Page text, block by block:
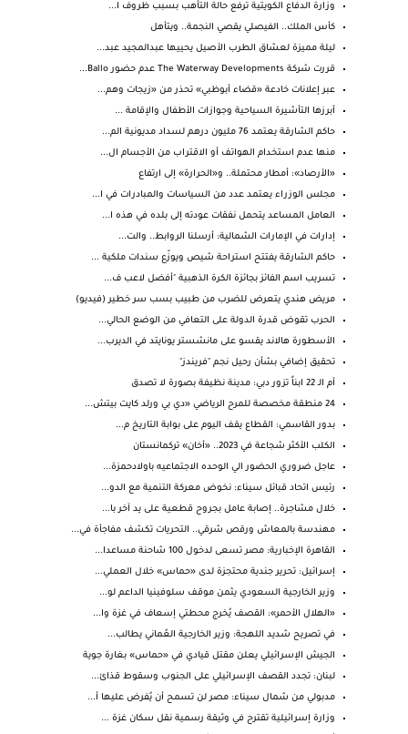
وزارة الدفاع الكويتية ترفع حالة التأهب بسبب ظروف ا...
كأس الملك.. الفيصلي يقصي النجمة.. ويتأهل
ليلة مميزة لعشاق الطرب الأصيل يحييها عبدالمجيد عبد...
قررت شركة The Waterway Developments عدم حضور Ballo...
عبر إعلانات خادعة «قضاء أبوظبي» تحذر من «زيجات وهم...
أبرزها التأشيرة السياحية وجوازات الأطفال والإقامة ...
حاكم الشارقة يعتمد 76 مليون درهم لسداد مديونية الم...
منها عدم استخدام الهواتف أو الاقتراب من الأجسام ال...
«الأرصاد»: أمطار محتملة.. و«الحرارة» إلى ارتفاع
مجلس الوزراء يعتمد عدد من السياسات والمبادرات في ا...
العامل المساعد يتحمل نفقات عودته إلى بلده في هذه ا...
إدارات في الإمارات الشمالية: أرسلنا الروابط.. والت...
حاكم الشارقة يفتتح استراحة شيص ويوزّع سندات ملكية ...
تسريب اسم الفائز بجائزة الكرة الذهبية "أفضل لاعب ف...
مريض هندي يتعرض للضرب من طبيب بسب سر خطير (فيديو)
الحرب تقوض قدرة الدولة على التعافي من الوضع الحالي...
الأسطورة هالاند يقسو على مانشستر يونايتد في الديرب...
تحقيق إضافي بشأن رحيل نجم "فريندز"
أم الـ 22 ابناً تزور دبي: مدينة نظيفة بصورة لا تصدق
24 منطقة مخصصة للمرح الرياضي «دي بي ورلد كايت بيتش...
بدور القاسمي: القطاع يقف اليوم على بوابة التاريخ م...
الكلب الأكثر شجاعة في 2023.. «أخان» تركمانستان
عاجل ضروري الحضور الي الوحده الاجتماعيه باولادحمزة...
رئيس اتحاد قبائل سيناء: نخوض معركة التنمية مع الدو...
خلال مشاجرة.. إصابة عامل بجروح قطعية على يد آخر با...
مهندسة بالمعاش ورقص شرقي.. التحريات تكشف مفاجأة في...
القاهرة الإخبارية: مصر تسعى لدخول 100 شاحنة مساعدا...
إسرائيل: تحرير جندية محتجزة لدى «حماس» خلال العملي...
وزير الخارجية السعودي يثمن موقف سلوفينيا الداعم لو...
«الهلال الأحمر»: القصف يُخرج محطتي إسعاف في غزة وا...
في تصريح شديد اللهجة: وزير الخارجية العُماني يطالب...
الجيش الإسرائيلي يعلن مقتل قيادي في «حماس» بغارة جوية
لبنان: تجدد القصف الإسرائيلي على الجنوب وسقوط قذائ...
مدبولي من شمال سيناء: مصر لن تسمح أن يُفرض عليها أ...
وزارة إسرائيلية تقترح في وثيقة رسمية نقل سكان غزة ...